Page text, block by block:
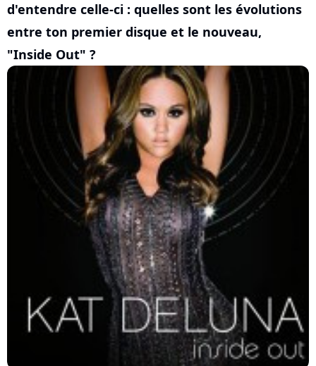
d'entendre celle-ci : quelles sont les évolutions
entre ton premier disque et le nouveau,
"Inside Out" ?